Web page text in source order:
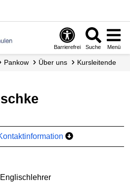
Barrierefrei Suche Menü
Pankow Über uns Kursleitende